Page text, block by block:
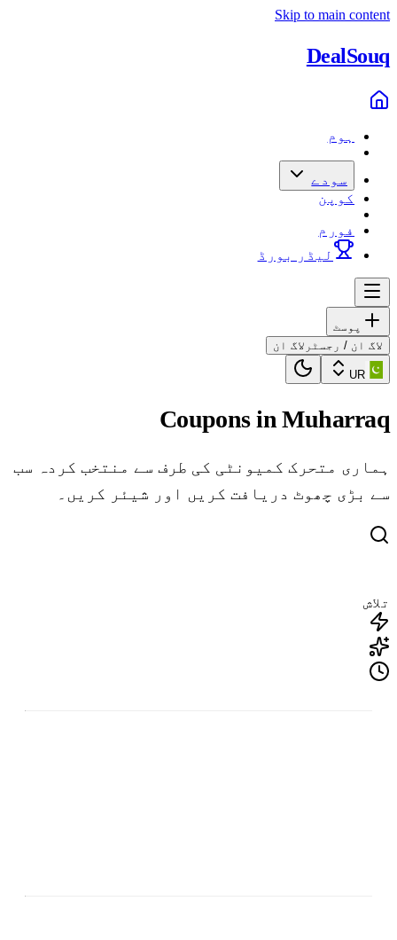
Skip to main content
DealSouq
ہوم
سودے
کوپن
فورم
لیڈر بورڈ
پوسٹ
لاگ ان / رجسٹر لاگ ان
UR
Coupons in Muharraq
ہماری متحرک کمیونٹی کی طرف سے منتخب کردہ سب
سے بڑی چھوٹ دریافت کریں اور شیئر کریں۔
تلاش